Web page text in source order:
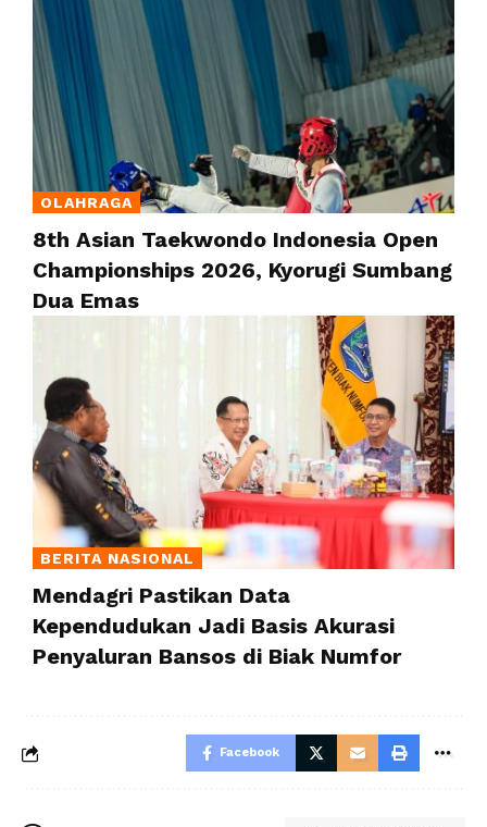
OLAHRAGA
8th Asian Taekwondo Indonesia Open
Championships 2026, Kyorugi Sumbang
Dua Emas
BERITA NASIONAL
Mendagri Pastikan Data
Kependudukan Jadi Basis Akurasi
Penyaluran Bansos di Biak Numfor
Facebook